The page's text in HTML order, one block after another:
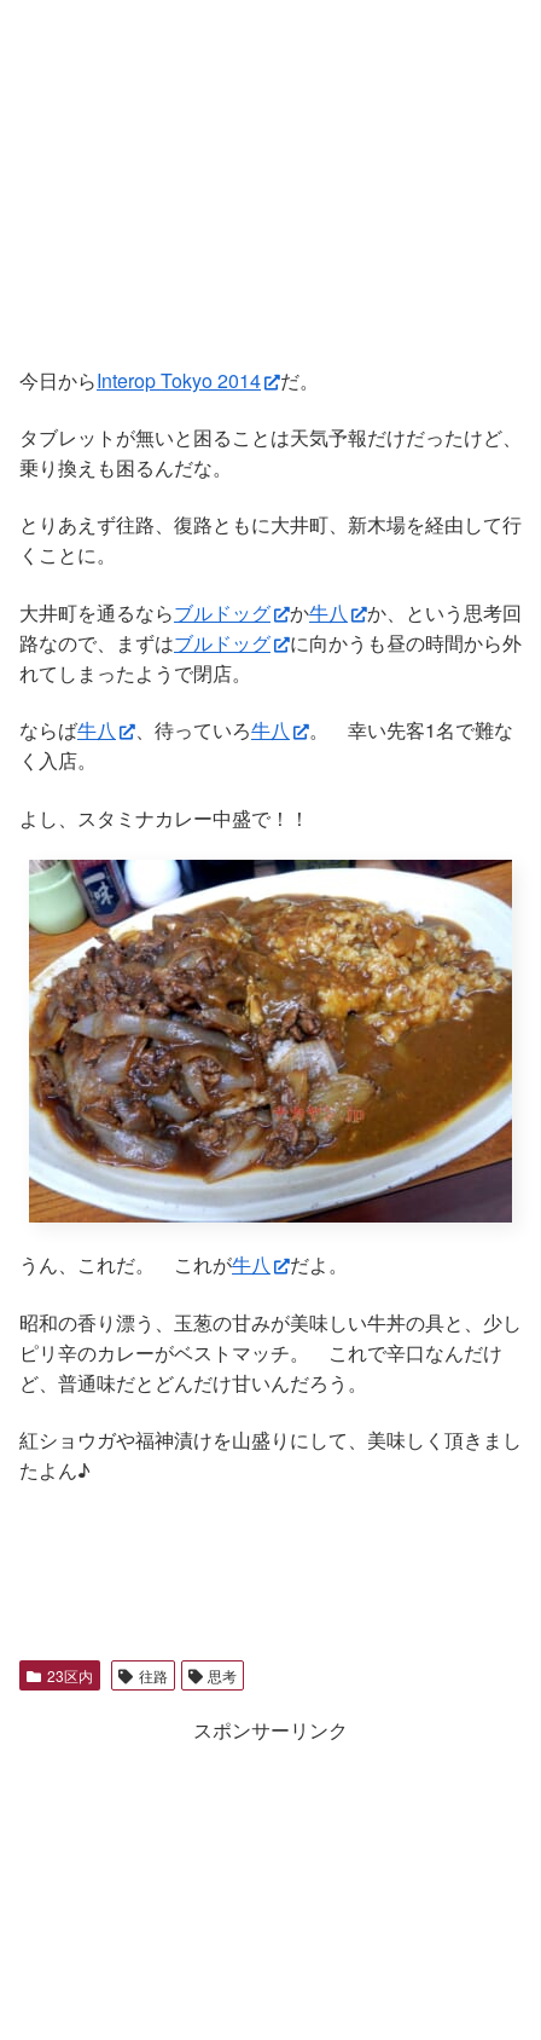
今日からInterop Tokyo 2014 だ。
タブレットが無いと困ることは天気予報だけだったけど、
乗り換えも困るんだな。
とりあえず往路、復路ともに大井町、新木場を経由して行
くことに。
大井町を通るならブルドッグ か牛八
か、という思考回
路なので、まずはブルドッグ
に向かうも昼の時間から外
れてしまったようで閉店。
ならば牛八 、待っていろ牛八
。 幸い先客1名で難な
く入店。
よし、スタミナカレー中盛で！！
うん、これだ。 これが牛八 だよ。
昭和の香り漂う、玉葱の甘みが美味しい牛丼の具と、少し
ピリ辛のカレーがベストマッチ。 これで辛口なんだけ
ど、普通味だとどんだけ甘いんだろう。
紅ショウガや福神漬けを山盛りにして、美味しく頂きまし
たよん♪
23区内 往路 思考
スポンサーリンク